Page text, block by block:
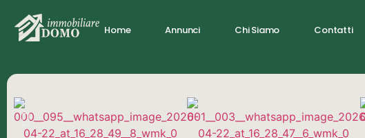
Home Annunci Chi Siamo Contatti